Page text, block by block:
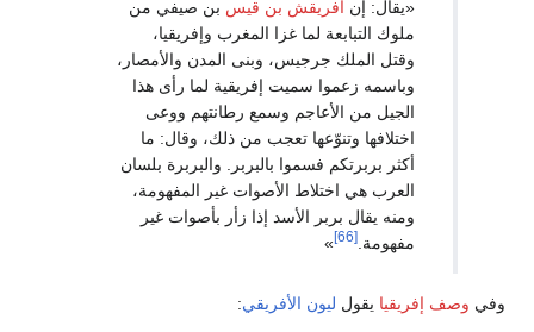
أفريقش بن قيسبن صيفي من
التبابعة لما غزا المغرب وإفريقيا،
الملك جرجيس، وبنى المدن والأمصار،
زعموا سميت إفريقية لما رأى هذا
من الأعاجم وسمع رطانتهم ووعى
وتنوّعها تعجب من ذلك، وقال: ما
بربرتكم فسموا بالبربر. والبربرة بلسان
هي اختلاط الأصوات غير المفهومة،
يقال بربر الأسد إذا زأر بأصوات غير
يقول ليون الأفريقي :